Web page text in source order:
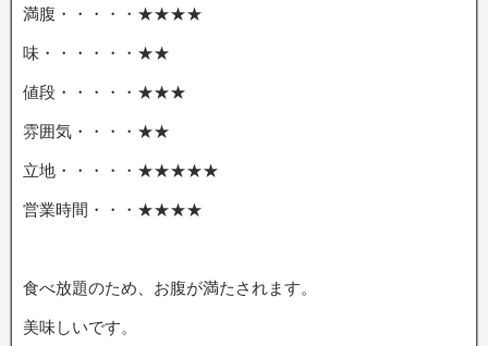
満腹・・・・・★★★★
味・・・・・・★★
値段・・・・・★★★
雰囲気・・・・★★
立地・・・・・★★★★★
営業時間・・・★★★★
食べ放題のため、お腹が満たされます。
美味しいです。